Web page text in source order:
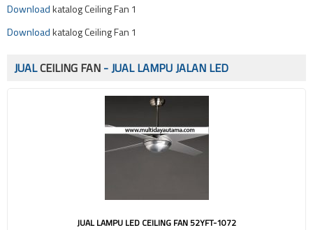
Downloadkatalog Ceiling Fan 1
Downloadkatalog Ceiling Fan 1
JUALCEILING FAN - JUAL LAMPU JALAN LED
JUAL LAMPU LED CEILING FAN 52YFT-1072